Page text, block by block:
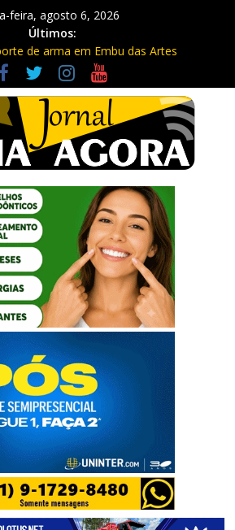
feira, agosto 6, 2026
Últimos:
de arma em Embu das Artes
trazem cursos gratuitos para Cotia e
quase 400 porções de drogas no Jardim
por manutenção e vias serão